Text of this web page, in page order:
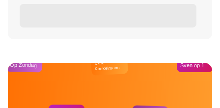
Op Zondag Café
Kockelmann Sven op 1